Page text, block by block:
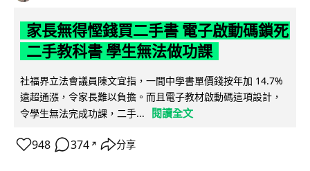
家長無得慳錢買二手書 電子啟動碼鎖死
二手教科書 學生無法做功課
社福界立法會議員陳文宜指，一間中學書單價錢按年加 14.7%
遠超通漲，令家長難以負擔。而且電子教材啟動碼這項設計，
令學生無法完成功課，二手...
閱讀全文
948 374 ↗ 分享